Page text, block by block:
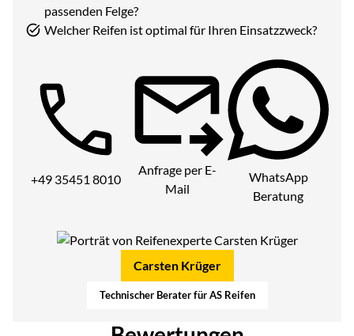
passenden Felge?
Welcher Reifen ist optimal für Ihren Einsatzzweck?
Telefon:
+49 35451 8010
Anfrage per E-
Mail
WhatsApp
Beratung
Carsten Krüger
Technischer Berater für AS Reifen